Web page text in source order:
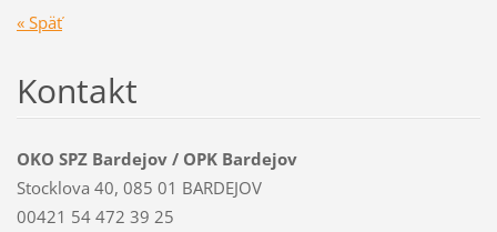
« Späť
Kontakt
OKO SPZ Bardejov / OPK Bardejov
Stocklova 40, 085 01 BARDEJOV
00421 54 472 39 25